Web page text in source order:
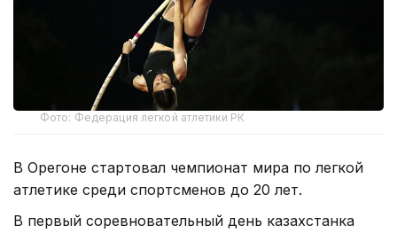
Фото: Федерация легкой атлетики РК
В Орегоне стартовал чемпионат мира по легкой
атлетике среди спортсменов до 20 лет.
В первый соревновательный день казахстанка